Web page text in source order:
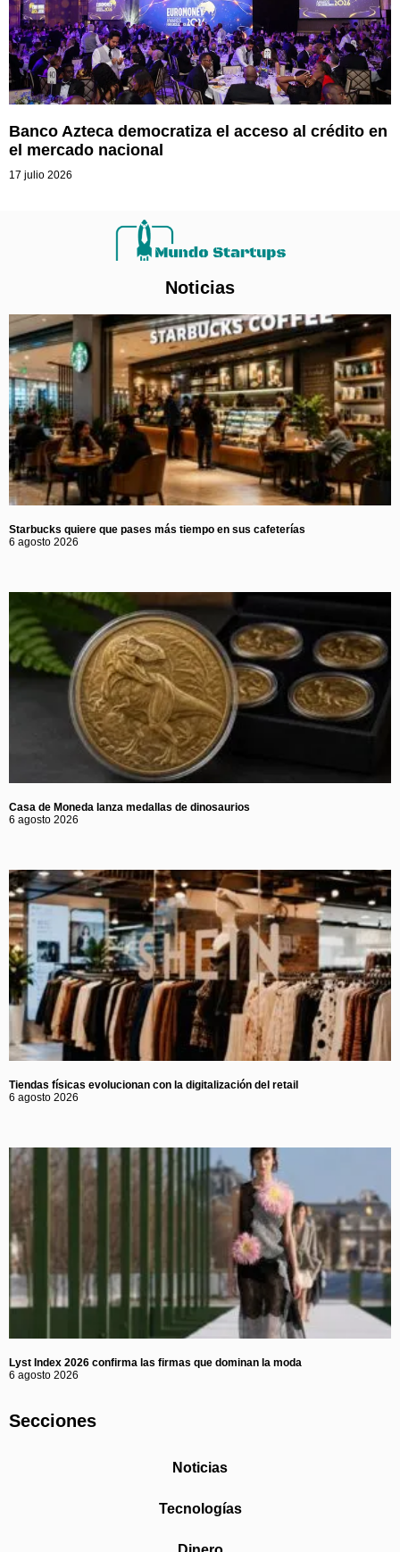
Banco Azteca democratiza el acceso al crédito en
el mercado nacional
17 julio 2026
Noticias
Starbucks quiere que pases más tiempo en sus cafeterías
6 agosto 2026
Casa de Moneda lanza medallas de dinosaurios
6 agosto 2026
Tiendas físicas evolucionan con la digitalización del retail
6 agosto 2026
Lyst Index 2026 confirma las firmas que dominan la moda
6 agosto 2026
Secciones
Noticias
Tecnologías